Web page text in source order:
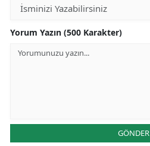
Yorum Yazın (500 Karakter)
GÖNDER